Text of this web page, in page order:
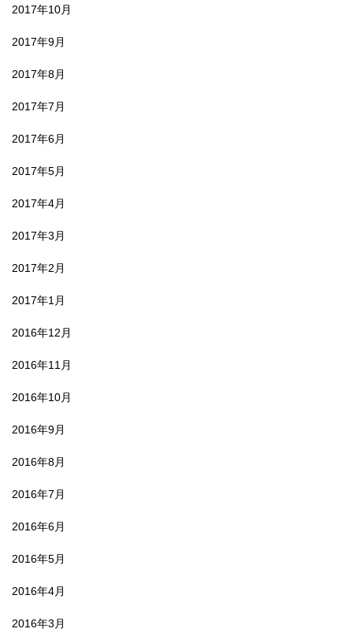
2017年10月
2017年9月
2017年8月
2017年7月
2017年6月
2017年5月
2017年4月
2017年3月
2017年2月
2017年1月
2016年12月
2016年11月
2016年10月
2016年9月
2016年8月
2016年7月
2016年6月
2016年5月
2016年4月
2016年3月